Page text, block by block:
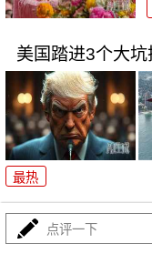
美国踏进3个大
最热
点评一下